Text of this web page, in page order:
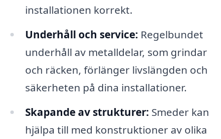
installationen korrekt.
Underhåll och service: Regelbundet
underhåll av metalldelar, som grindar
och räcken, förlänger livslängden och
säkerheten på dina installationer.
Skapande av strukturer: Smeder kan
hjälpa till med konstruktioner av olika